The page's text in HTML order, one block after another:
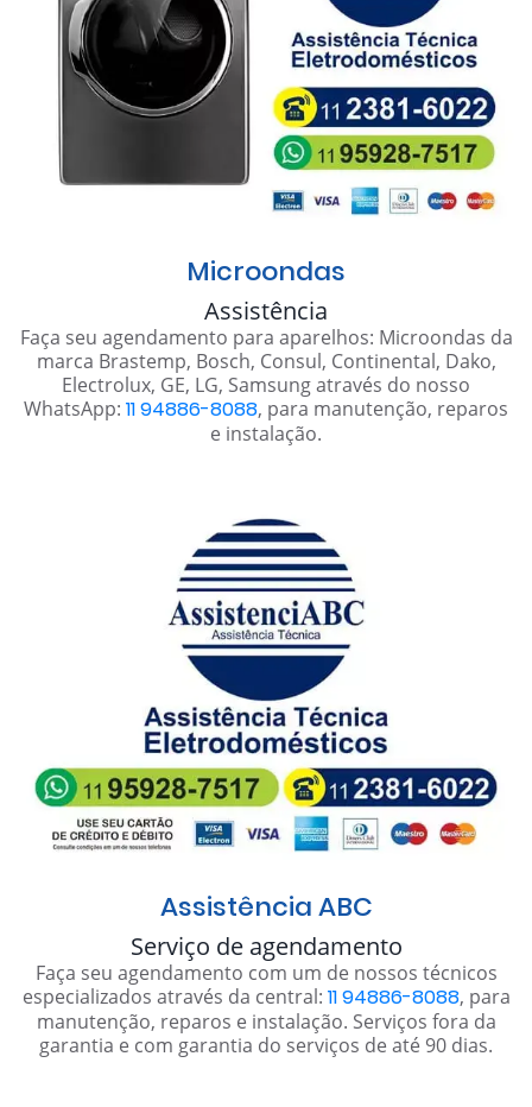
Microondas
Assistência
Faça seu agendamento para aparelhos: Microondas da
marca Brastemp, Bosch, Consul, Continental, Dako,
Electrolux, GE, LG, Samsung através do nosso
WhatsApp: 11 94886-8088, para manutenção, reparos
e instalação.
Assistência ABC
Serviço de agendamento
Faça seu agendamento com um de nossos técnicos
especializados através da central: 11 94886-8088, para
manutenção, reparos e instalação. Serviços fora da
garantia e com garantia do serviços de até 90 dias.